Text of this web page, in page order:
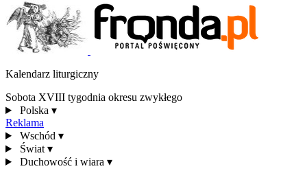
Kalendarz liturgiczny
Sobota XVIII tygodnia okresu zwykłego
Polska ▾
Reklama
Wschód ▾
Świat ▾
Duchowość i wiara ▾